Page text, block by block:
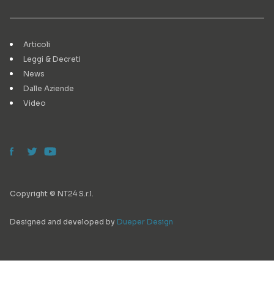
Articoli
Leggi & Decreti
News
Dalle Aziende
Video
Copyright © NT24 S.r.l.
Designed and developed by Dueper Design